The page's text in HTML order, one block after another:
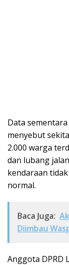
Data
menyebut
2.000 warga
dan lubang
kendaraan
normal.
Baca Juga:
Diimbau
Anggota DPRD